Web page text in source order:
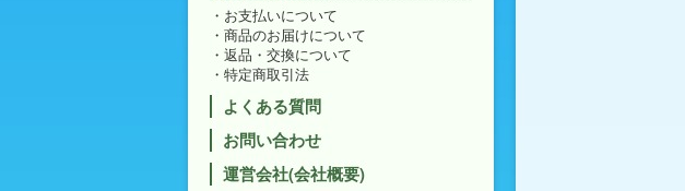
お支払いについて
商品のお届けについて
返品・交換について
特定商取引法
よくある質問
お問い合わせ
運営会社(会社概要)